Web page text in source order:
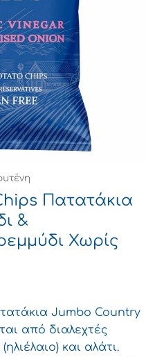
Πατατάκια
&
Χωρίς
Jumbo Country
από διαλεχτές
και αλάτι.